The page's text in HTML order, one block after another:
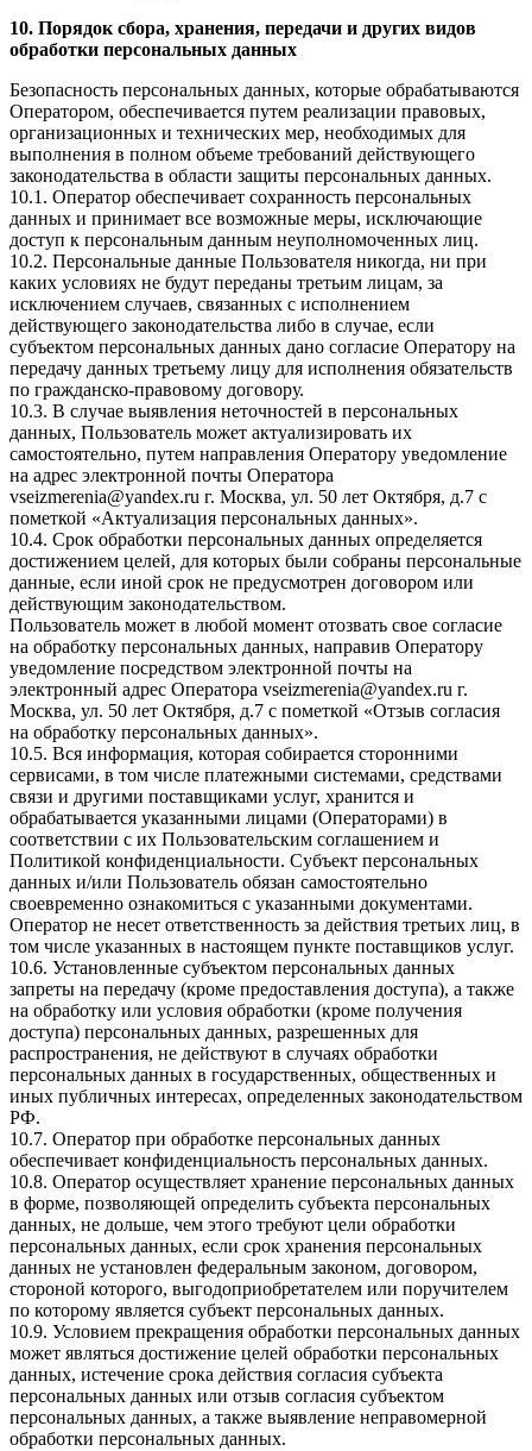
10. Порядок сбора, хранения, передачи и других видов
обработки персональных данных
Безопасность персональных данных, которые обрабатываются
Оператором, обеспечивается путем реализации правовых,
организационных и технических мер, необходимых для
выполнения в полном объеме требований действующего
законодательства в области защиты персональных данных.
10.1. Оператор обеспечивает сохранность персональных
данных и принимает все возможные меры, исключающие
доступ к персональным данным неуполномоченных лиц.
10.2. Персональные данные Пользователя никогда, ни при
каких условиях не будут переданы третьим лицам, за
исключением случаев, связанных с исполнением
действующего законодательства либо в случае, если
субъектом персональных данных дано согласие Оператору на
передачу данных третьему лицу для исполнения обязательств
по гражданско-правовому договору.
10.3. В случае выявления неточностей в персональных
данных, Пользователь может актуализировать их
самостоятельно, путем направления Оператору уведомление
на адрес электронной почты Оператора
vseizmerenia@yandex.ru г. Москва, ул. 50 лет Октября, д.7 с
пометкой «Актуализация персональных данных».
10.4. Срок обработки персональных данных определяется
достижением целей, для которых были собраны персональные
данные, если иной срок не предусмотрен договором или
действующим законодательством.
Пользователь может в любой момент отозвать свое согласие
на обработку персональных данных, направив Оператору
уведомление посредством электронной почты на
электронный адрес Оператора vseizmerenia@yandex.ru г.
Москва, ул. 50 лет Октября, д.7 с пометкой «Отзыв согласия
на обработку персональных данных».
10.5. Вся информация, которая собирается сторонними
сервисами, в том числе платежными системами, средствами
связи и другими поставщиками услуг, хранится и
обрабатывается указанными лицами (Операторами) в
соответствии с их Пользовательским соглашением и
Политикой конфиденциальности. Субъект персональных
данных и/или Пользователь обязан самостоятельно
своевременно ознакомиться с указанными документами.
Оператор не несет ответственность за действия третьих лиц, в
том числе указанных в настоящем пункте поставщиков услуг.
10.6. Установленные субъектом персональных данных
запреты на передачу (кроме предоставления доступа), а также
на обработку или условия обработки (кроме получения
доступа) персональных данных, разрешенных для
распространения, не действуют в случаях обработки
персональных данных в государственных, общественных и
иных публичных интересах, определенных законодательством
РФ.
10.7. Оператор при обработке персональных данных
обеспечивает конфиденциальность персональных данных.
10.8. Оператор осуществляет хранение персональных данных
в форме, позволяющей определить субъекта персональных
данных, не дольше, чем этого требуют цели обработки
персональных данных, если срок хранения персональных
данных не установлен федеральным законом, договором,
стороной которого, выгодоприобретателем или поручителем
по которому является субъект персональных данных.
10.9. Условием прекращения обработки персональных данных
может являться достижение целей обработки персональных
данных, истечение срока действия согласия субъекта
персональных данных или отзыв согласия субъектом
персональных данных, а также выявление неправомерной
обработки персональных данных.